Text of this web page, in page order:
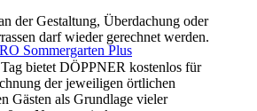
Sommergarten Plus
der Gestaltung, Überdachung oder
darf wieder gerechnet werden.
bietet DÖPPNER kostenlos für
der jeweiligen örtlichen
Gästen als Grundlage vieler